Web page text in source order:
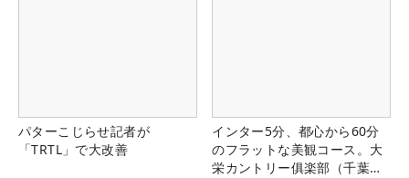
パターこじらせ記者が
「TRTL」で大改善
インター5分、都心から60分
のフラットな美観コース。大
栄カントリー俱楽部（千葉